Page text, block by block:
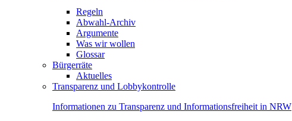
Regeln
Abwahl-Archiv
Argumente
Was wir wollen
Glossar
Bürgerräte
Aktuelles
Transparenz und Lobbykontrolle
Informationen zu Transparenz und Informationsfreiheit in NRW